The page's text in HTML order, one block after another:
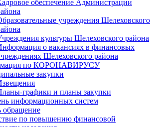
обеспечение Администрации
учреждения Шелеховского
культуры Шелеховского района
о вакансиях в финансовых
Шелеховского района
по КОРОНАВИРУСУ
закупки
графики и планы закупки
информационных систем
обращение
по повышению финансовой